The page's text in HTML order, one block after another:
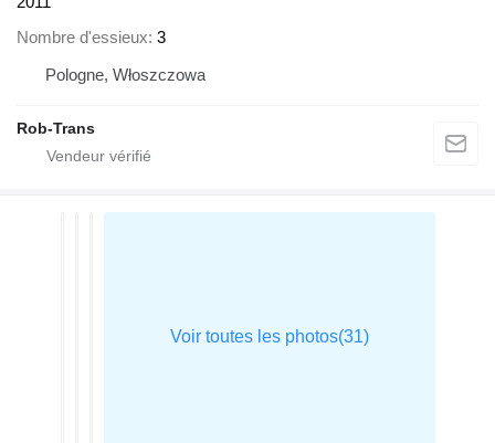
Nombre d'essieux 3
Pologne, Włoszczowa
Rob-Trans